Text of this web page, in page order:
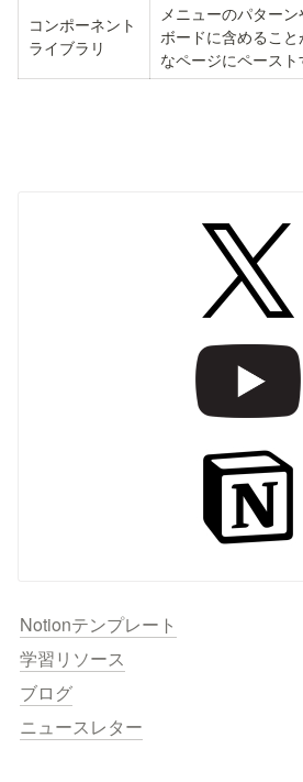
コンポーネント
ライブラリ
メニューのパター
ボードに含めるこ
なページにペース
Notionテンプレート
学習リソース
ブログ
ニュースレター